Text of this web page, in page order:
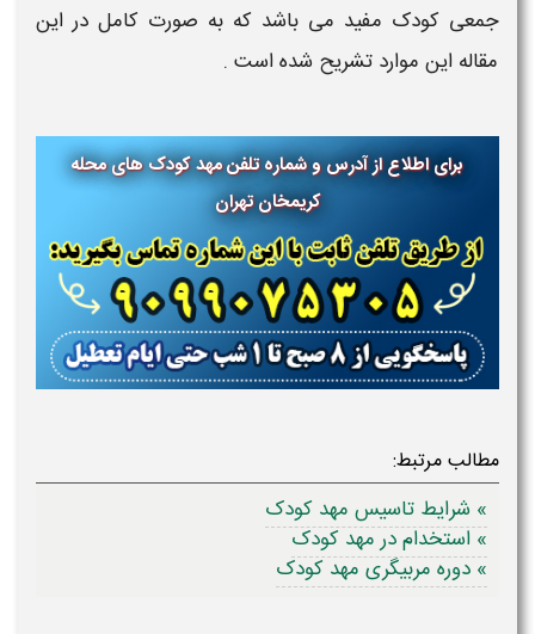
جمعی کودک مفید می باشد که به صورت کامل در این
مقاله این موارد تشریح شده است .
برای اطلاع از آدرس و شماره تلفن مهد کودک های محله
کریمخان تهران
مطالب مرتبط:
» شرایط تاسیس مهد کودک
» استخدام در مهد کودک
» دوره مربیگری مهد کودک